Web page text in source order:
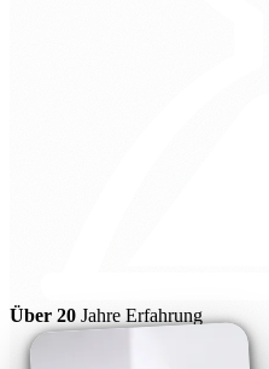
Über 20 Jahre Erfahrung